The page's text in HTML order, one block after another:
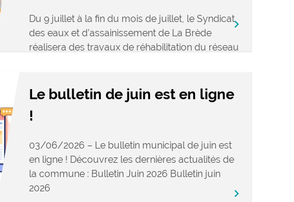
Du 9 juillet à la fin du mois de juillet, le Syndicat
des eaux et d’assainissement de La Brède
réalisera des travaux de réhabilitation du réseau
keyboard_arrow_right
Le bulletin de juin est en ligne
!
03/06/2026 – Le bulletin municipal de juin est
en ligne ! Découvrez les dernières actualités de
la commune : Bulletin Juin 2026 Bulletin juin
2026
keyboard_arrow_right